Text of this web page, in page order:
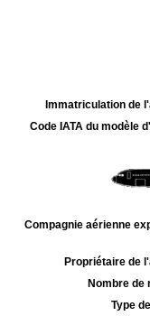
Immatriculation de
Code IATA du modèle
Compagnie aérienne
Propriétaire de
Nombre de
Type